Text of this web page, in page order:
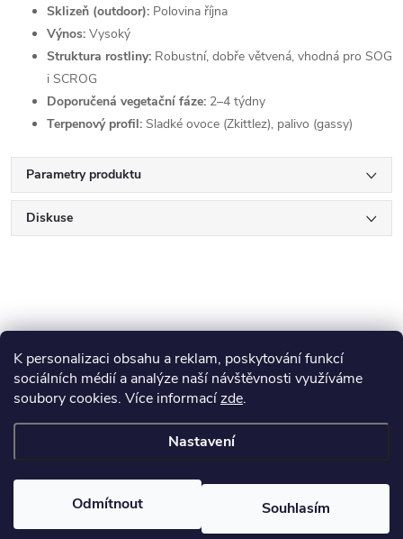
K personalizaci obsahu a reklam, poskytování funkcí
sociálních médií a analýze naší návštěvnosti využíváme
soubory cookies. Více informacízde.
Nastavení
Odmítnout Souhlasím
Sklizeň (outdoor): Polovina října
Výnos: Vysoký
Struktura rostliny: Robustní, dobře větvená, vhodná pro SOG
i SCROG
Doporučená vegetační fáze: 2–4 týdny
Terpenový profil: Sladké ovoce (Zkittlez), palivo (gassy)
Parametry produktu
Diskuse
Z
á
p
a
Blog
cookies